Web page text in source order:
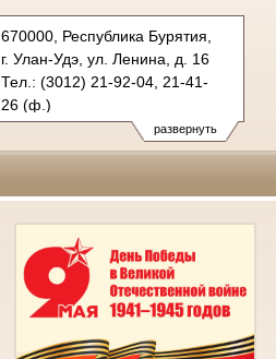
развернуть
670000, Республика Бурятия,
г. Улан-Удэ, ул. Ленина, д. 16
Тел.: (3012) 21-92-04, 21-41-
26 (ф.)
sovetsky.bur@sudrf.ru
схема проезда